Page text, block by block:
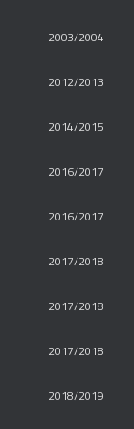
2003/2004
2012/2013
2014/2015
2016/2017
2016/2017
2017/2018
2017/2018
2017/2018
2018/2019